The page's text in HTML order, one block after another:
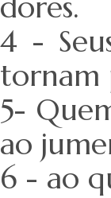
4 -
tornam
5-
ao
6 - ao